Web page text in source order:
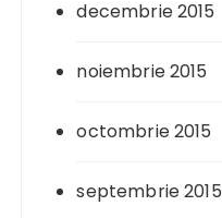
decembrie 2015
noiembrie 2015
octombrie 2015
septembrie 2015